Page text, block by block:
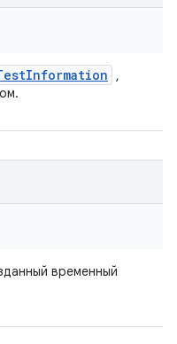
Information
,
временный